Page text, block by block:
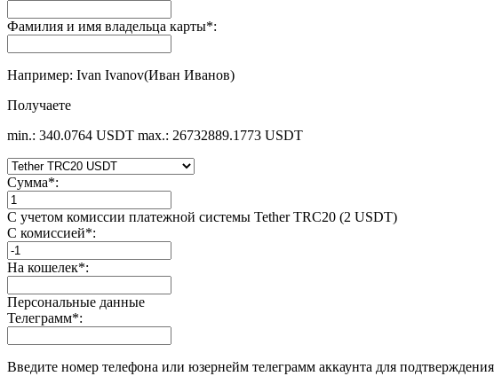
Фамилия и имя владельца карты*:
Например: Ivan Ivanov(Иван Иванов)
Получаете
min.: 340.0764 USDT max.: 26732889.1773 USDT
Сумма*:
С учетом комиссии платежной системы Tether TRC20 (2 USDT)
С комиссией*:
На кошелек*:
Персональные данные
Телеграмм*:
Введите номер телефона или юзернейм телеграмм аккаунта для